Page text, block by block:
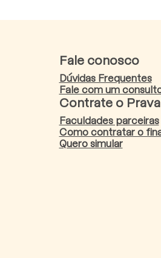
Fale conosco
Dúvidas Frequentes
Fale com um
Contrate o
Faculdades parceiras
Como contratar o
Quero simular